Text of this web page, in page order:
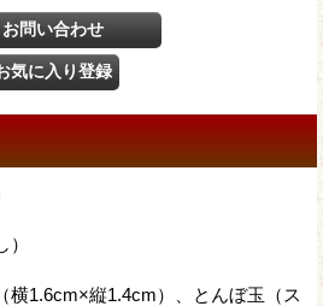
横1.6cm×縦1.4cm）、とんぼ玉（ス